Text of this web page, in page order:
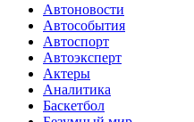
Автоновости
Автособытия
Автоспорт
Автоэксперт
Актеры
Аналитика
Баскетбол